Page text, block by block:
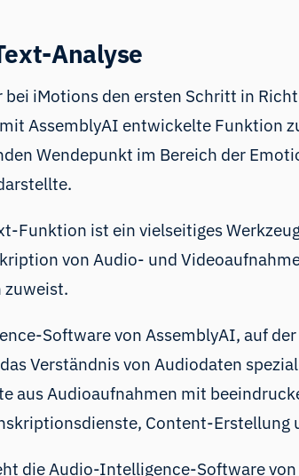
Analyse
iMotions den ersten Schritt in
mitAssemblyAI entwickelte Funktion
Wendepunkt im Bereich der
Funktion ist ein vielseitiges
von Audio- und
zuweist.
Software von AssemblyAI, auf
Verständnis von Audiodaten
aus Audioaufnahmen mit
Content-Erstellung
die Audio-Intelligence-Software